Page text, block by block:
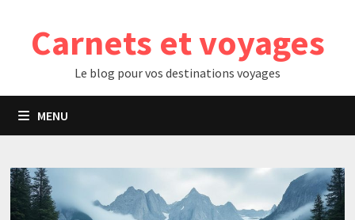
contenuCarnets et voyages
Le blog pour vos destinations voyages
MENU